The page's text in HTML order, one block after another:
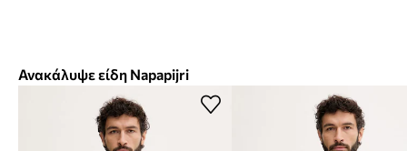
Ανακάλυψε είδη Napapijri